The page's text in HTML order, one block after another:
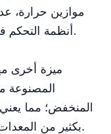
موازين حرارة،
أنظمة التحكم في الرطوبة والعديد من الأدوات الأخرى.
ميزة أخرى
المصنوعة
المنخفض؛ مما
بكثير من المعدات التقليدية دون المساس بالأمان والأداء.